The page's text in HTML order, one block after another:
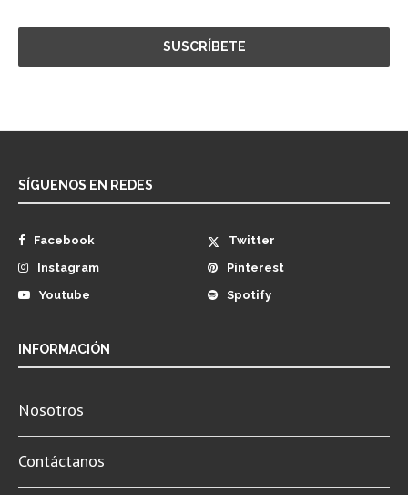
SÍGUENOS EN REDES
Facebook
Twitter
Instagram
Pinterest
Youtube
Spotify
INFORMACIÓN
Nosotros
Contáctanos